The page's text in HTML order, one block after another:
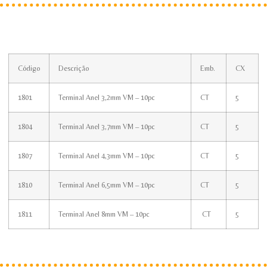
Código Descrição Emb. CX
1801 Terminal Anel 3,2mm VM – 10pc CT 5
1804 Terminal Anel 3,7mm VM – 10pc CT 5
1807 Terminal Anel 4,3mm VM – 10pc CT 5
1810 Terminal Anel 6,5mm VM – 10pc CT 5
1811 Terminal Anel 8mm VM – 10pc CT 5